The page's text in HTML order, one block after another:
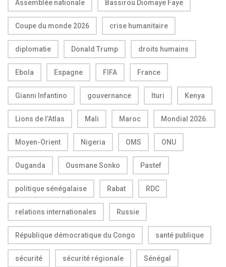
Assemblée nationale Bassirou Diomaye Faye
Coupe du monde 2026 crise humanitaire
diplomatie Donald Trump droits humains
Ebola Espagne FIFA France
Gianni Infantino gouvernance Ituri Kenya
Lions de l’Atlas Mali Maroc Mondial 2026.
Moyen-Orient Nigeria OMS ONU
Ouganda Ousmane Sonko Pastef
politique sénégalaise Rabat RDC
relations internationales Russie
République démocratique du Congo santé publique
sécurité sécurité régionale Sénégal